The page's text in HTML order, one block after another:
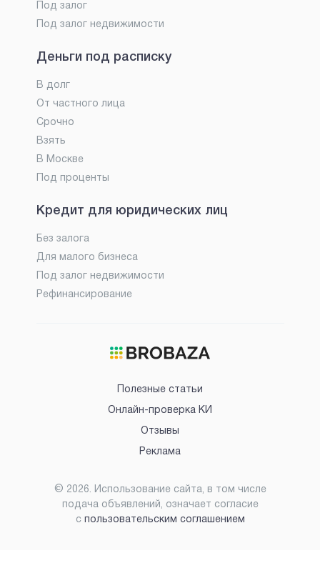
Под залог
Под залог недвижимости
Деньги под расписку
В долг
От частного лица
Срочно
Взять
В Москве
Под проценты
Кредит для юридических лиц
Без залога
Для малого бизнеса
Под залог недвижимости
Рефинансирование
Полезные статьи
Онлайн-проверка КИ
Отзывы
Реклама
© 2026. Использование сайта, в том числе
подача объявлений, означает согласие
с пользовательским соглашением